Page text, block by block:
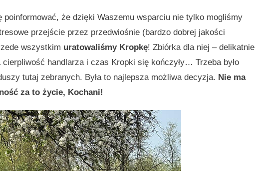
poinformować, że dzięki Waszemu wsparciu nie tylko mogliśmy
przejście przez przedwiośnie (bardzo dobrej jakości
wszystkim uratowaliśmy Kropkę! Zbiórka dla niej – delikatnie
cierpliwość handlarza i czas Kropki się kończyły… Trzeba było
tutaj zebranych. Była to najlepsza możliwa decyzja. Nie ma
za to życie, Kochani!